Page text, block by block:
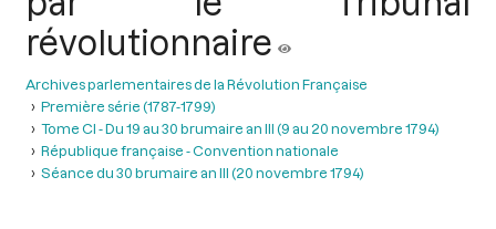
révolutionnaire
Archives parlementaires de la Révolution Française
Première série (1787-1799)
Tome CI - Du 19 au 30 brumaire an III (9 au 20 novembre 1794)
République française - Convention nationale
Séance du 30 brumaire an III (20 novembre 1794)